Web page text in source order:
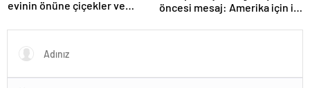
evinin önüne çiçekler ve
öncesi mesaj: Amerika için iyi